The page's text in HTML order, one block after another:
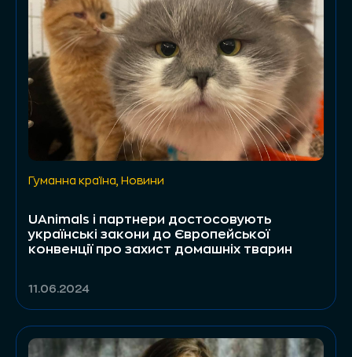
Гуманна країна Новини
UAnimals і партнери достосовують
українські закони до Європейської
конвенції про захист домашніх тварин
11.06.2024